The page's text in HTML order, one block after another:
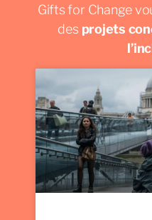
Gifts for Change
des projets